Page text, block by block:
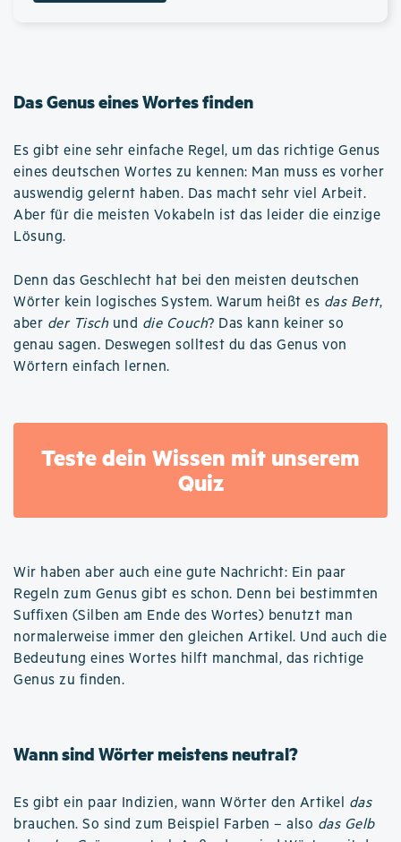
Das Genus eines Wortes finden
Es gibt eine sehr einfache Regel, um das richtige Genus
eines deutschen Wortes zu kennen: Man muss es vorher
auswendig gelernt haben. Das macht sehr viel Arbeit.
Aber für die meisten Vokabeln ist das leider die einzige
Lösung.
Denn das Geschlecht hat bei den meisten deutschen
Wörter kein logisches System. Warum heißt es das Bett,
aber der Tisch und die Couch? Das kann keiner so
genau sagen. Deswegen solltest du das Genus von
Wörtern einfach lernen.
Teste dein Wissen mit unserem
Quiz
Wir haben aber auch eine gute Nachricht: Ein paar
Regeln zum Genus gibt es schon. Denn bei bestimmten
Suffixen (Silben am Ende des Wortes) benutzt man
normalerweise immer den gleichen Artikel. Und auch die
Bedeutung eines Wortes hilft manchmal, das richtige
Genus zu finden.
Wann sind Wörter meistens neutral?
Es gibt ein paar Indizien, wann Wörter den Artikel das
brauchen. So sind zum Beispiel Farben – also das Gelb